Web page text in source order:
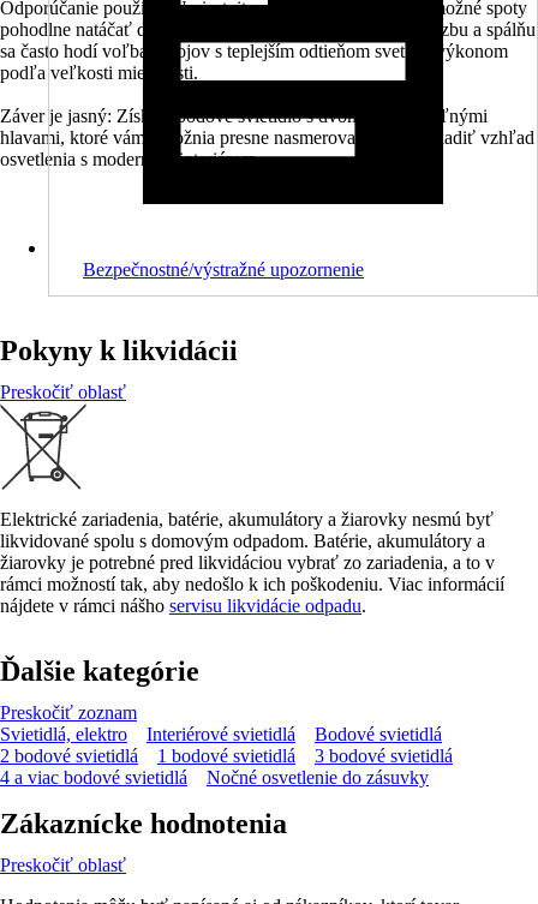
Odporúčanie použitia: Umiestnite svietidlo tak, aby bolo možné spoty
pohodlne natáčať do požadovaného smeru. Pre obývaciu izbu a spálňu
sa často hodí voľba zdrojov s teplejším odtieňom svetla a výkonom
podľa veľkosti miestnosti.
Záver je jasný: Získate bodové svietidlo s dvoma nastaviteľnými
hlavami, ktoré vám umožnia presne nasmerovať svetlo a zladiť vzhľad
osvetlenia s moderným interiérom.
Bezpečnostné/výstražné upozornenie
Pokyny k likvidácii
Preskočiť oblasť
Elektrické zariadenia, batérie, akumulátory a žiarovky nesmú byť
likvidované spolu s domovým odpadom. Batérie, akumulátory a
žiarovky je potrebné pred likvidáciou vybrať zo zariadenia, a to v
rámci možností tak, aby nedošlo k ich poškodeniu. Viac informácií
nájdete v rámci nášho servisu likvidácie odpadu.
Ďalšie kategórie
Preskočiť zoznam
Svietidlá, elektro
Interiérové svietidlá
Bodové svietidlá
2 bodové svietidlá
1 bodové svietidlá
3 bodové svietidlá
4 a viac bodové svietidlá
Nočné osvetlenie do zásuvky
Zákaznícke hodnotenia
Preskočiť oblasť